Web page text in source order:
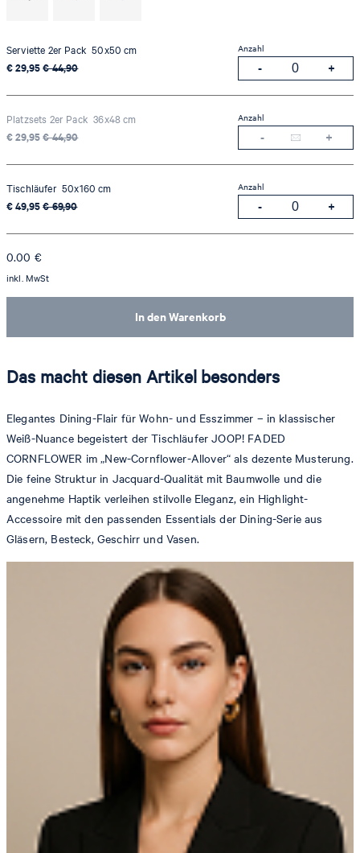
Serviette 2er Pack 50x50 cm
€ 29,95 € 44,90
Anzahl
Platzsets 2er Pack 36x48 cm
€ 29,95 € 44,90
Anzahl
Tischläufer 50x160 cm
€ 49,95 € 69,90
Anzahl
In den Warenkorb
0.00 €
inkl. MwSt
Das macht diesen Artikel besonders
Elegantes Dining-Flair für Wohn- und Esszimmer – in klassischer
Weiß-Nuance begeistert der Tischläufer JOOP! FADED
CORNFLOWER im „New-Cornflower-Allover“ als dezente Musterung.
Die feine Struktur in Jacquard-Qualität mit Baumwolle und die
angenehme Haptik verleihen stilvolle Eleganz, ein Highlight-
Accessoire mit den passenden Essentials der Dining-Serie aus
Gläsern, Besteck, Geschirr und Vasen.